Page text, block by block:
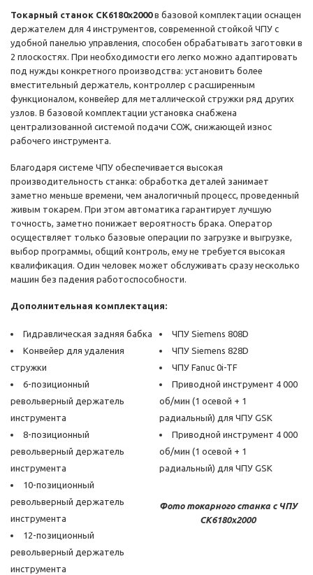
Токарный станок CK6180х2000в базовой комплектации оснащен
держателем для 4 инструментов, современной стойкой ЧПУ с
удобной панелью управления, способен обрабатывать заготовки в
2 плоскостях. При необходимости его легко можно адаптировать
под нужды конкретного производства: установить более
вместительный держатель, контроллер с расширенным
функционалом, конвейер для металлической стружки ряд других
узлов. В базовой комплектации установка снабжена
централизованной системой подачи СОЖ, снижающей износ
рабочего инструмента.
Благодаря системе ЧПУ обеспечивается высокая
производительность станка: обработка деталей занимает
заметно меньше времени, чем аналогичный процесс, проведенный
живым токарем. При этом автоматика гарантирует лучшую
точность, заметно понижает вероятность брака. Оператор
осуществляет только базовые операции по загрузке и выгрузке,
выбор программы, общий контроль, ему не требуется высокая
квалификация. Один человек может обслуживать сразу несколько
машин без падения работоспособности.
Дополнительная комплектация:
Гидравлическая задняя бабка
Конвейер для удаления
стружки
6-позиционный
револьверный держатель
инструмента
8-позиционный
револьверный держатель
инструмента
10-позиционный
револьверный держатель
инструмента
12-позиционный
револьверный держатель
инструмента
ЧПУ Siemens 808D
ЧПУ Siemens 828D
ЧПУ Fanuc 0i-TF
Приводной инструмент 4 000
об/мин (1 осевой + 1
радиальный) для ЧПУ GSK
Приводной инструмент 4 000
об/мин (1 осевой + 1
радиальный) для ЧПУ GSK
Фото токарного станка с ЧПУ
CK6180x2000